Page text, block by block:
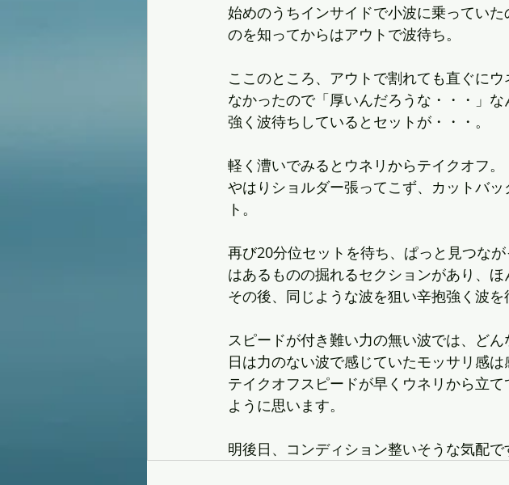
始めのうちインサイドで小波に乗ってい
のを知ってからはアウトで波待ち。
ここのところ、アウトで割れても直ぐに
なかったので「厚いんだろうな・・・」
強く波待ちしているとセットが・・・。
軽く漕いでみるとウネリからテイクオフ。
やはりショルダー張ってこず、カットバ
ト。
再び20分位セットを待ち、ぱっと見つな
はあるものの掘れるセクションがあり、ほ
その後、同じような波を狙い辛抱強く波
スピードが付き難い力の無い波では、ど
日は力のない波で感じていたモッサリ感は
テイクオフスピードが早くウネリから立
ように思います。
明後日、コンディション整いそうな気配